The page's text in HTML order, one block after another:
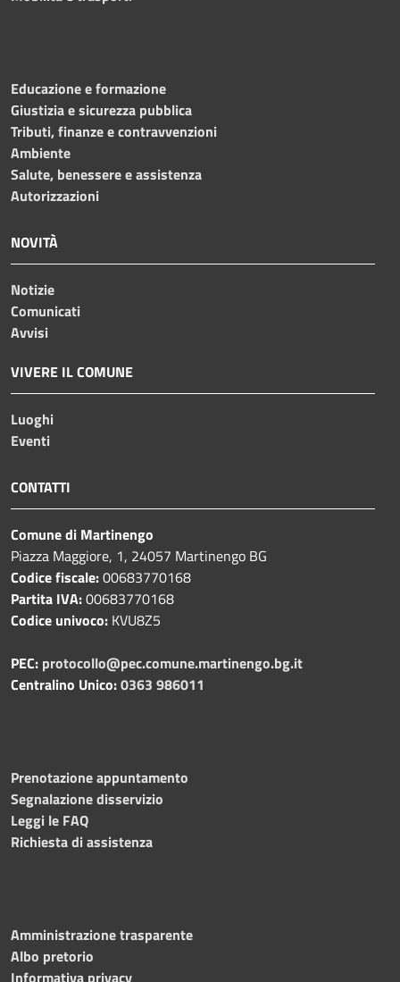
Educazione e formazione
Giustizia e sicurezza pubblica
Tributi, finanze e contravvenzioni
Ambiente
Salute, benessere e assistenza
Autorizzazioni
NOVITÀ
Notizie
Comunicati
Avvisi
VIVERE IL COMUNE
Luoghi
Eventi
CONTATTI
Comune di Martinengo
Piazza Maggiore, 1, 24057 Martinengo BG
Codice fiscale:00683770168
Partita IVA:00683770168
Codice univoco: KVU8Z5
PEC: protocollo@pec.comune.martinengo.bg.it
Centralino Unico:0363 986011
Prenotazione appuntamento
Segnalazione disservizio
Leggi le FAQ
Richiesta di assistenza
Amministrazione trasparente
Albo pretorio